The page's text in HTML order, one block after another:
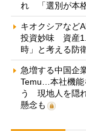
れ 「選別が本格
キオクシアなど
投資妙味 資産
時」と考える防
急増する中国企
Temu…本社機能
う 現地人を隠
懸念も